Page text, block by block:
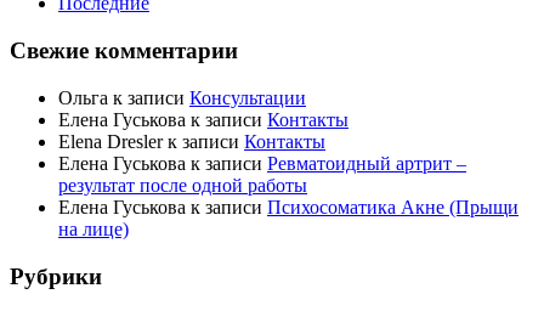
Свежие комментарии
Ольга к записи Консультации
Елена Гуськова к записи Контакты
Elena Dreslerк записи Контакты
Елена Гуськова к записи Ревматоидный артрит –
результат после одной работы
Елена Гуськова к записи Психосоматика Акне (Прыщи
на лице)
Рубрики